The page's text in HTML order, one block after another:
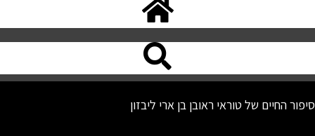
סיפור החיים של טוראי ראובן בן ארי ליבזון